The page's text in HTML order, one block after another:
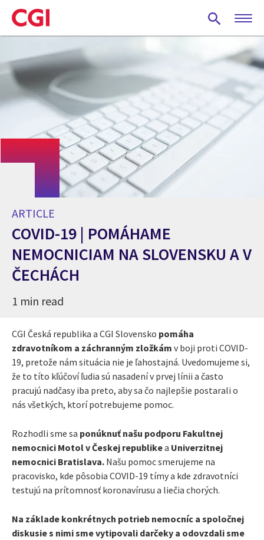
Skip
to
main
ARTICLE
COVID-19 | POMÁHAME
NEMOCNICIAM NA SLOVENSKU A V
ČECHÁCH
1 min read
CGI Česká republika a CGI Slovensko pomáha
zdravotníkom a záchranným zložkám v boji proti COVID-
19, pretože nám situácia nie je ľahostajná. Uvedomujeme si,
že to títo kľúčoví ľudia sú nasadení v prvej línii a často
pracujú nadčasy iba preto, aby sa čo najlepšie postarali o
nás všetkých, ktorí potrebujeme pomoc.
Rozhodli sme sa ponúknuť našu podporu Fakultnej
nemocnici Motol v Českej republikea Univerzitnej
nemocnici Bratislava. Našu pomoc smerujeme na
pracovisko, kde pôsobia COVID-19 tímy a kde zdravotníci
testujú na prítomnosť koronavírusu a liečia chorých.
Na základe konkrétnych potrieb nemocníc a spoločnej
diskusie s nimi sme vytipovali darčeky a odovzdali sme